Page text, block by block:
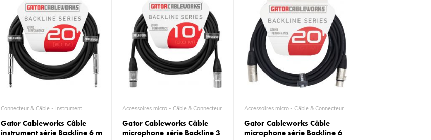
Connecteur & Câble - Instrument
Gator Cableworks Câble
instrument série Backline 6 m
Accessoires micro - Câble & Connecteur
Gator Cableworks Câble
microphone série Backline 3
Accessoires micro - Câble & Connecteur
Gator Cableworks Câble
microphone série Backline 6